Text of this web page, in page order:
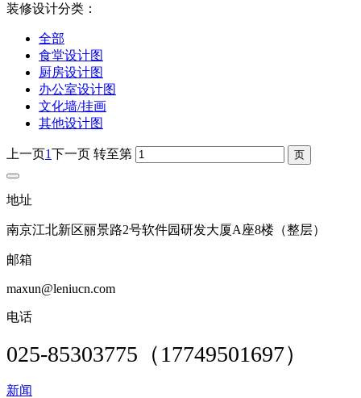
装修设计分类：
全部
食堂设计图
厨房设计图
办公室设计图
文化墙/挂画
其他设计图
上一页1下一页 转至第
地址
南京江北新区丽景路2号软件园研发大厦A座8楼（整层）
邮箱
maxun@leniucn.com
电话
025-85303775（17749501697）
新闻